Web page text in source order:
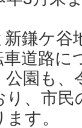
鎌ケ谷
道路に
園も、
、市
す。